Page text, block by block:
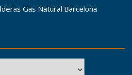
Gas Natural Barcelona